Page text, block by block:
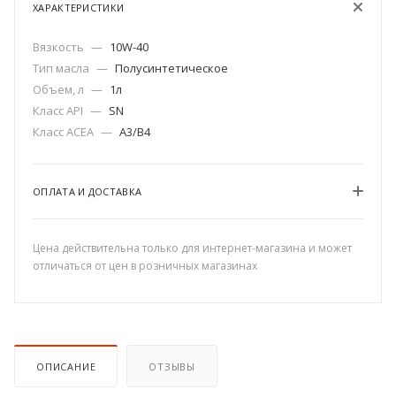
ХАРАКТЕРИСТИКИ
Вязкость — 10W-40
Тип масла — Полусинтетическое
Объем, л — 1л
Класс API — SN
Класс ACEA — А3/В4
ОПЛАТА И ДОСТАВКА
Цена действительна только для интернет-магазина и может
отличаться от цен в розничных магазинах
ОПИСАНИЕ ОТЗЫВЫ